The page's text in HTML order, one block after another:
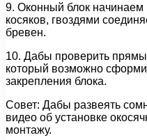
9. Оконный блок
косяков, гвоздями
бревен.
10. Дабы проверить
который возможно
закрепления блока.
Совет: Дабы развеять
видео об установке
монтажу.